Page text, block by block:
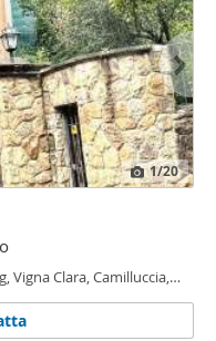
1/20
Vigna Clara, Camilluccia,